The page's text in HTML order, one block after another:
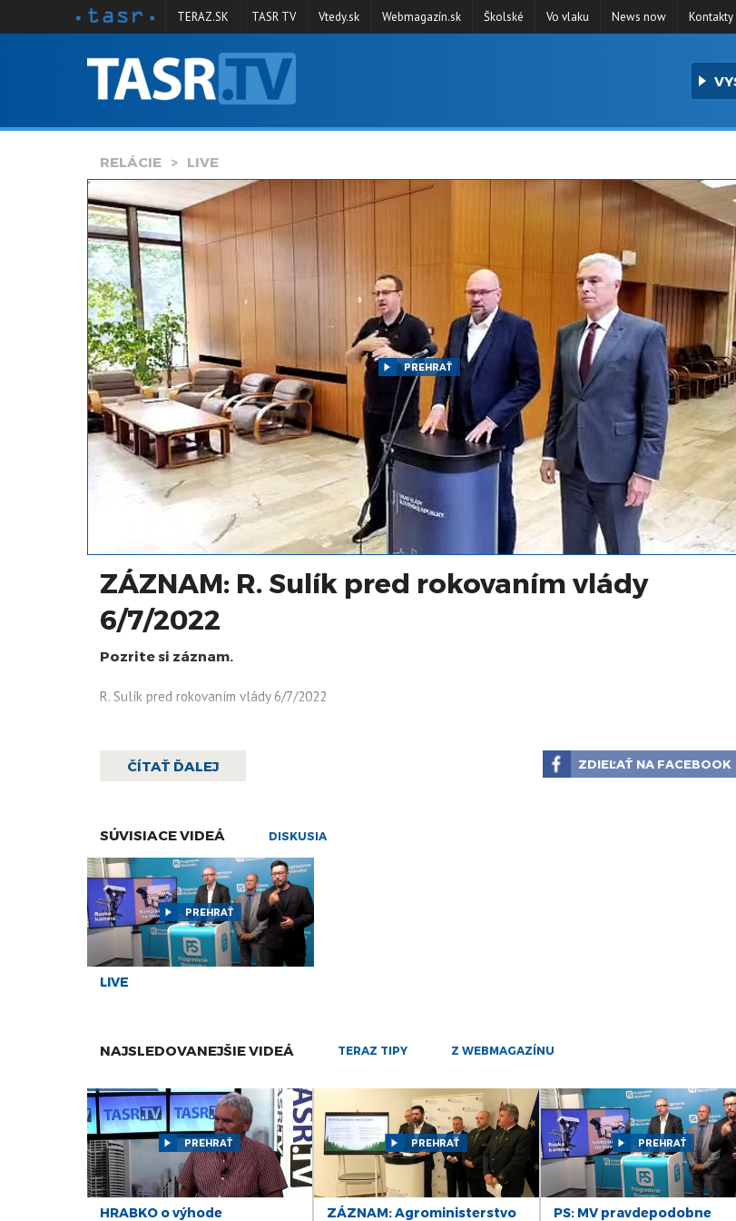
SPRAVODAJSTVO
KONTAKT
ARCHÍV
TERAZ.SK TASR TV Vtedy.sk Webmagazín.sk Školské Vo vlaku News now Kontakty
RELÁCIE LIVE
PREHRAŤ
ZÁZNAM: R. Sulík pred rokovaním vlády
6/7/2022
Pozrite si záznam.
R. Sulík pred rokovaním vlády 6/7/2022
ČÍTAŤ ĎALEJ ZDIEĽAŤ NA FACEBOOK
SÚVISIACE VIDEÁ DISKUSIA
PREHRAŤ
LIVE
NAJSLEDOVANEJŠIE VIDEÁ TERAZ TIPY Z WEBMAGAZÍNU
PREHRAŤ
HRABKO o výhode
PREHRAŤ
ZÁZNAM: Agroministerstvo
PREHRAŤ
PS: MV pravdepodobne